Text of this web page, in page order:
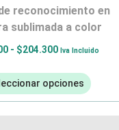
sublimada a color
- $204.300 Iva Incluido
opciones